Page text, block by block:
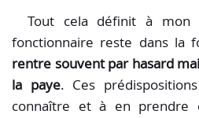
Tout cela définit à mon
fonctionnaire reste dans la
rentre souvent par hasard
la paye. Ces
connaître et à en prendre